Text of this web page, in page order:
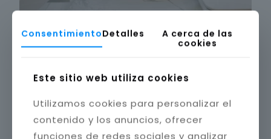
ConsentimientoDetalles
A cerca de las
cookies
Este sitio web utiliza cookies
Utilizamos cookies para personalizar el
contenido y los anuncios, ofrecer
funciones de redes sociales y analizar